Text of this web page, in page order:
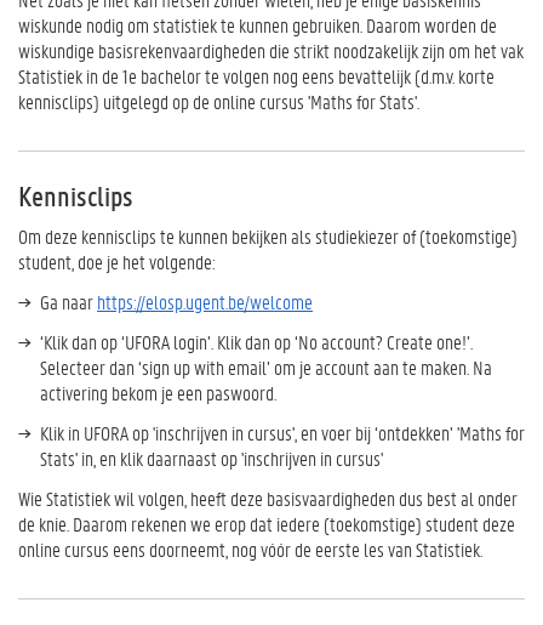
wiskunde nodig om statistiek te kunnen gebruiken. Daarom worden de
wiskundige basisrekenvaardigheden die strikt noodzakelijk zijn om het vak
Statistiek in de 1e bachelor te volgen nog eens bevattelijk (d.m.v. korte
kennisclips) uitgelegd op de online cursus 'Maths for Stats'.
Kennisclips
Om deze kennisclips te kunnen bekijken als studiekiezer of (toekomstige)
student, doe je het volgende:
Ga naarhttps://elosp.ugent.be/welcome
‘Klik dan op ‘UFORA login’. Klik dan op ‘No account? Create one!’.
Selecteer dan ‘sign up with email’ om je account aan te maken. Na
activering bekom je een paswoord.
Klik in UFORA op 'inschrijven in cursus', en voer bij ‘ontdekken’ 'Maths for
Stats' in, en klik daarnaast op 'inschrijven in cursus'
Wie Statistiek wil volgen, heeft deze basisvaardigheden dus best al onder
de knie. Daarom rekenen we erop dat iedere (toekomstige) student deze
online cursus eens doorneemt, nog vóór de eerste les van Statistiek.